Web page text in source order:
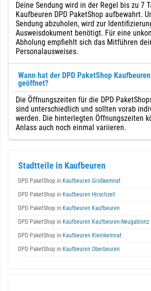
Deine Sendung wird in der Regel bis zu 7
Kaufbeuren DPD PaketShop aufbewahrt.
Sendung abzuholen, wird zur
Ausweisdokument benötigt. Für eine
Abholung empfiehlt sich das Mitführen
Personalausweises.
Wann hat der DPD PaketShop Kaufbeuren
geöffnet?
Die Öffnungszeiten für die DPD
sind unterschiedlich und sollten vorab
werden. Die hinterlegten Öffnungszeiten
Anlass auch noch einmal variieren.
Stadtteile in Kaufbeuren
DPD PaketShop in Kaufbeuren Großkemnat
DPD PaketShop in Kaufbeuren Hirschzell
DPD PaketShop in Kaufbeuren Kaufbeuren
DPD PaketShop in Kaufbeuren Kaufbeuren-Neugablonz
DPD PaketShop in Kaufbeuren Kleinkemnat
DPD PaketShop in Kaufbeuren Oberbeuren